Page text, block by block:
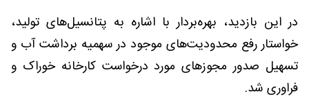
در این بازدید، بهره‌بردار با اشاره به پتانسیل‌های تولید،
خواستار رفع محدودیت‌های موجود در سهمیه برداشت آب و
تسهیل صدور مجوزهای مورد درخواست کارخانه خوراک و
فراوری شد.